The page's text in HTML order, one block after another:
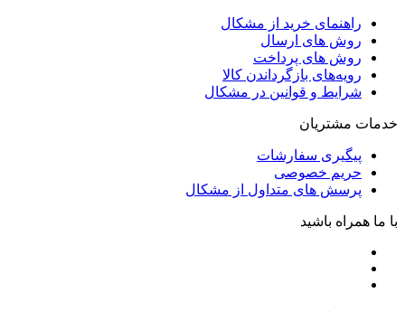
راهنمای خرید از مشکال
روش های ارسال
روش های پرداخت
رویه‌های بازگرداندن کالا
شرایط و قوانین در مشکال
خدمات مشتریان
پیگیری سفارشات
حریم خصوصی
پرسش های متداول از مشکال
با ما همراه باشید